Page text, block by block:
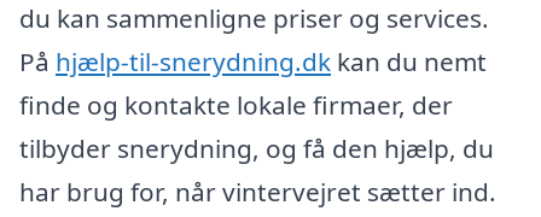
du kan sammenligne priser og services.
På hjælp-til-snerydning.dk kan du nemt
finde og kontakte lokale firmaer, der
tilbyder snerydning, og få den hjælp, du
har brug for, når vintervejret sætter ind.